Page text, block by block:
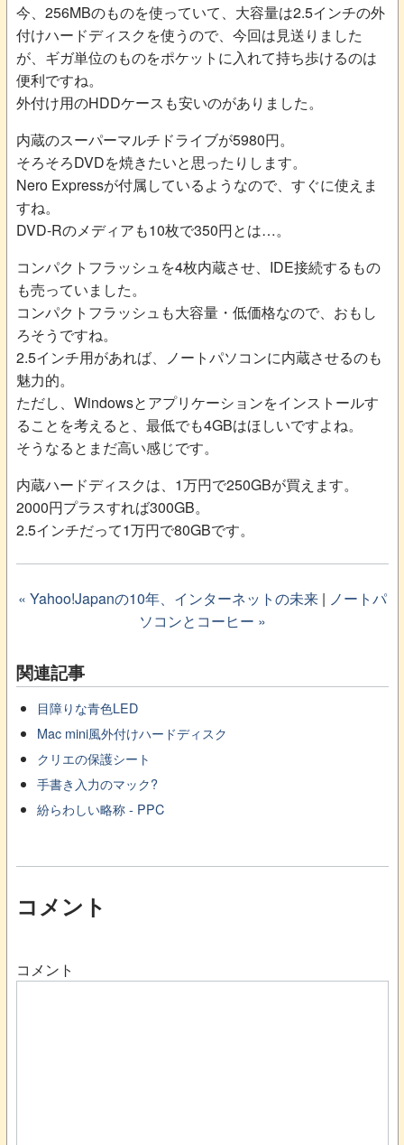
今、256MBのものを使っていて、大容量は2.5インチの外
付けハードディスクを使うので、今回は見送りました
が、ギガ単位のものをポケットに入れて持ち歩けるのは
便利ですね。
外付け用のHDDケースも安いのがありました。
内蔵のスーパーマルチドライブが5980円。
そろそろDVDを焼きたいと思ったりします。
Nero Expressが付属しているようなので、すぐに使えま
すね。
DVD-Rのメディアも10枚で350円とは…。
コンパクトフラッシュを4枚内蔵させ、IDE接続するもの
も売っていました。
コンパクトフラッシュも大容量・低価格なので、おもし
ろそうですね。
2.5インチ用があれば、ノートパソコンに内蔵させるのも
魅力的。
ただし、Windowsとアプリケーションをインストールす
ることを考えると、最低でも4GBはほしいですよね。
そうなるとまだ高い感じです。
内蔵ハードディスクは、1万円で250GBが買えます。
2000円プラスすれば300GB。
2.5インチだって1万円で80GBです。
« Yahoo!Japanの10年、インターネットの未来| ノートパ
ソコンとコーヒー »
関連記事
目障りな青色LED
Mac mini風外付けハードディスク
クリエの保護シート
手書き入力のマック?
紛らわしい略称 - PPC
コメント
コメント